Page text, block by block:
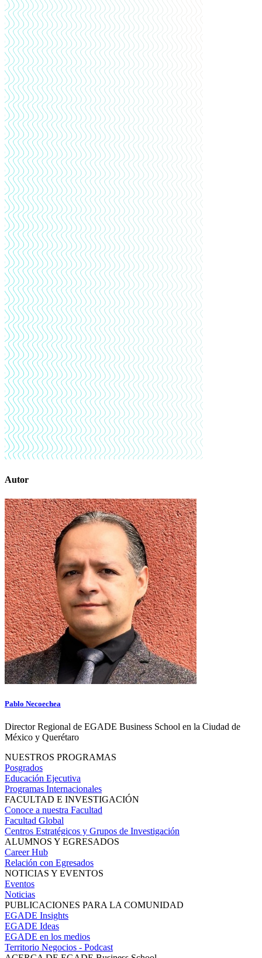
Autor
Pablo Necoechea
Director Regional de EGADE Business School en la Ciudad de
México y Querétaro
NUESTROS PROGRAMAS
Posgrados
Educación Ejecutiva
Programas Internacionales
FACULTAD E INVESTIGACIÓN
Conoce a nuestra Facultad
Facultad Global
Centros Estratégicos y Grupos de Investigación
ALUMNOS Y EGRESADOS
Career Hub
Relación con Egresados
NOTICIAS Y EVENTOS
Eventos
Noticias
PUBLICACIONES PARA LA COMUNIDAD
EGADE Insights
EGADE Ideas
EGADE en los medios
Territorio Negocios - Podcast